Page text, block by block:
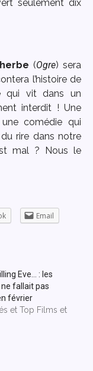
seulement dix
(Ogre) sera
l’histoire de
qui vit dans un
interdit ! Une
comédie qui
rire dans notre
mal ? Nous le
Email
Eve… : les
ne fallait pas
février
et Top Films et